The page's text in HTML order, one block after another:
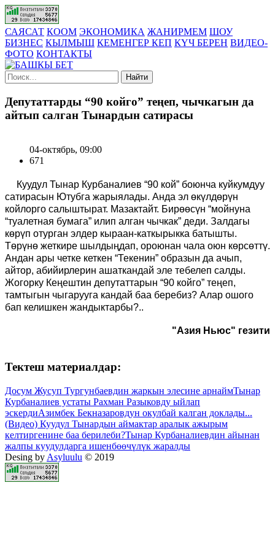
САЯСАТ КООМ ЭКОНОМИКА ЖАНИРМЕМ ШОУ
БИЗНЕС КЫЛМЫШ КЕМЕНГЕР КЕП КҮЧ БЕРЕН ВИДЕО-
ФОТО КОНТАКТЫ
Найти
Депутаттарды “90 койго” теңеп, чычкагын да
айтып салган Тынардын сатирасы
04-октябрь, 09:00
671
Куудул Тынар Курбаналиев “90 кой” боюнча куйкумдуу
сатирасын Ютубга жарыялады. Анда эл өкүлдөрүн
койлорго салыштырат. Мазактайт. Бирөөсүн “мойнуна
“туалетная бумага” илип алган чычкак” деди. Залдагы
көрүп отурган элдер кыраан-каткырыкка батышты.
Төрүнө жеткире шылдыңдап, ороюнан чала оюн көрсөттү.
Андан ары четке кеткен “Текенин” образын да ачып,
айтор, абийирлерин ашаткандай эле тебелеп салды.
Жогорку Кеңештин депутаттарын “90 койго” теңеп,
тамтыгын чыгарууга кандай баа беребиз? Алар ошого
бап келишкен жандыктарбы?..
"Азия Ньюс" гезити
Тектеш материалдар:
Досум Жусуп Тургунбаевдин жаркын элесине арнаймТынар
Курбаналиев устаты Рахман Разыковду ыйлап
эскердиАзимбек Бекназаровдун окулбай калган доклады...
(Видео) Куудул Тынардын аймактар аралык ажырым
келтиргенине баа берилеби?Тынар Курбаналиевдин айынан
жалпы куудулдарга ишенбөөчүлүк жаралды
Desing by Asyluulu © 2019